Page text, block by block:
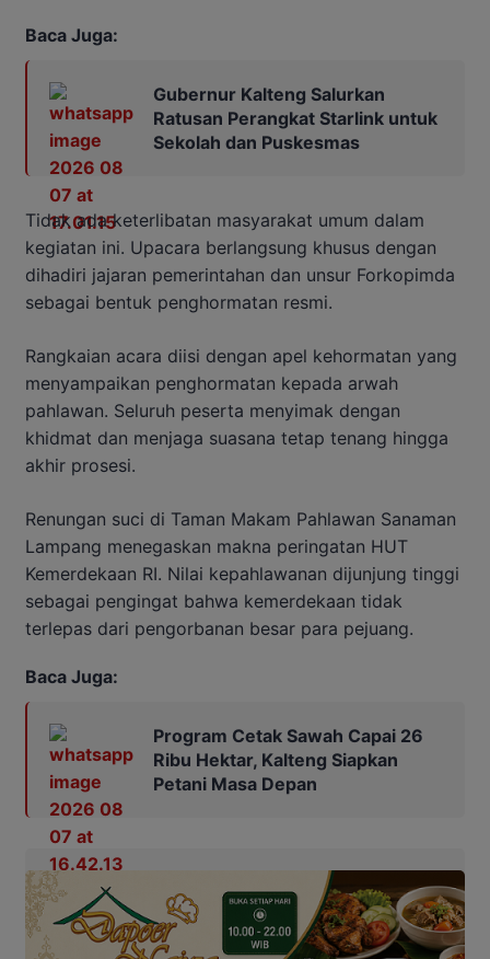
Baca Juga:
Gubernur Kalteng Salurkan
Ratusan Perangkat Starlink untuk
Sekolah dan Puskesmas
Tidak ada keterlibatan masyarakat umum dalam
kegiatan ini. Upacara berlangsung khusus dengan
dihadiri jajaran pemerintahan dan unsur Forkopimda
sebagai bentuk penghormatan resmi.
Rangkaian acara diisi dengan apel kehormatan yang
menyampaikan penghormatan kepada arwah
pahlawan. Seluruh peserta menyimak dengan
khidmat dan menjaga suasana tetap tenang hingga
akhir prosesi.
Renungan suci di Taman Makam Pahlawan Sanaman
Lampang menegaskan makna peringatan HUT
Kemerdekaan RI. Nilai kepahlawanan dijunjung tinggi
sebagai pengingat bahwa kemerdekaan tidak
terlepas dari pengorbanan besar para pejuang.
Baca Juga:
Program Cetak Sawah Capai 26
Ribu Hektar, Kalteng Siapkan
Petani Masa Depan